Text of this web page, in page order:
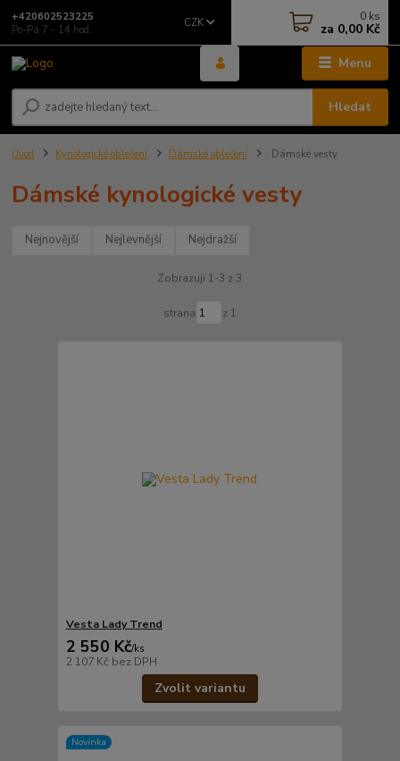
Menu
CZK
Hledat
+420602523225
Po-Pá 7 - 14 hod.
0 ks
za 0,00 Kč
Úvod Kynologické oblečení Dámské oblečení Dámské vesty
Dámské kynologické vesty
Nejnovější Nejlevnější Nejdražší
Zobrazuji 1-3 z 3
strana z 1
Vesta Lady Trend
2 550 Kč/ks
2 107 Kč bez DPH
Zvolit variantu
Novinka